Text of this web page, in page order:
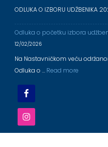
ODLUKA O IZBORU UDŽBENIKA
Odluka o početku izbora
12/02/2026
Na Nastavničkom veću
Odluka o … Read more